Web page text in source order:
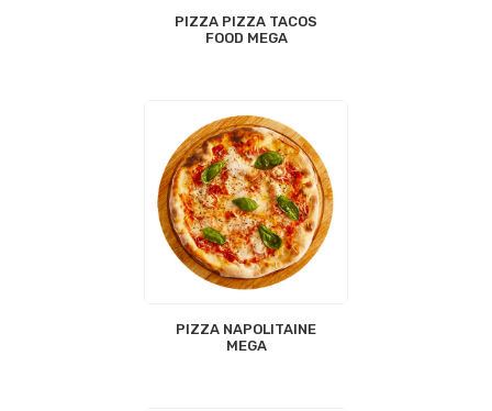
PIZZA PIZZA TACOS
FOOD MEGA
PIZZA NAPOLITAINE
MEGA